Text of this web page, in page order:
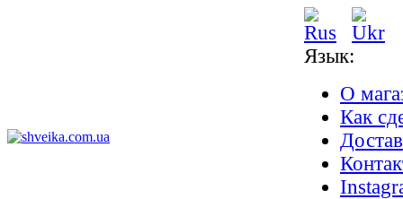
Язык:
О
Как